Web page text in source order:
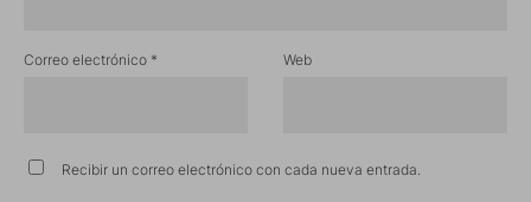
Correo electrónico * Web
Recibir un correo electrónico con cada nueva entrada.